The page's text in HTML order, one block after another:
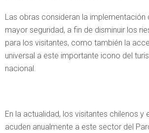
Las obras consideran la implementación
mayor seguridad, a fin de disminuir los
para los visitantes, como también la
universal a este importante icono del
nacional.
En la actualidad, los visitantes chilenos y
acuden anualmente a este sector del